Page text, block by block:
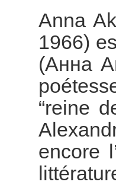
Anna
1966)
(Анна
“reine
encore